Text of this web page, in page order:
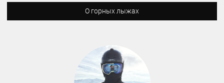
О горных лыжах